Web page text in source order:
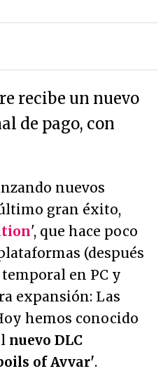
recibe un nuevo
de pago, con
nuevos
gran éxito,
', que hace poco
(después
en PC y
expansión: Las
hemos conocido
nuevo DLC
of Avvar'.